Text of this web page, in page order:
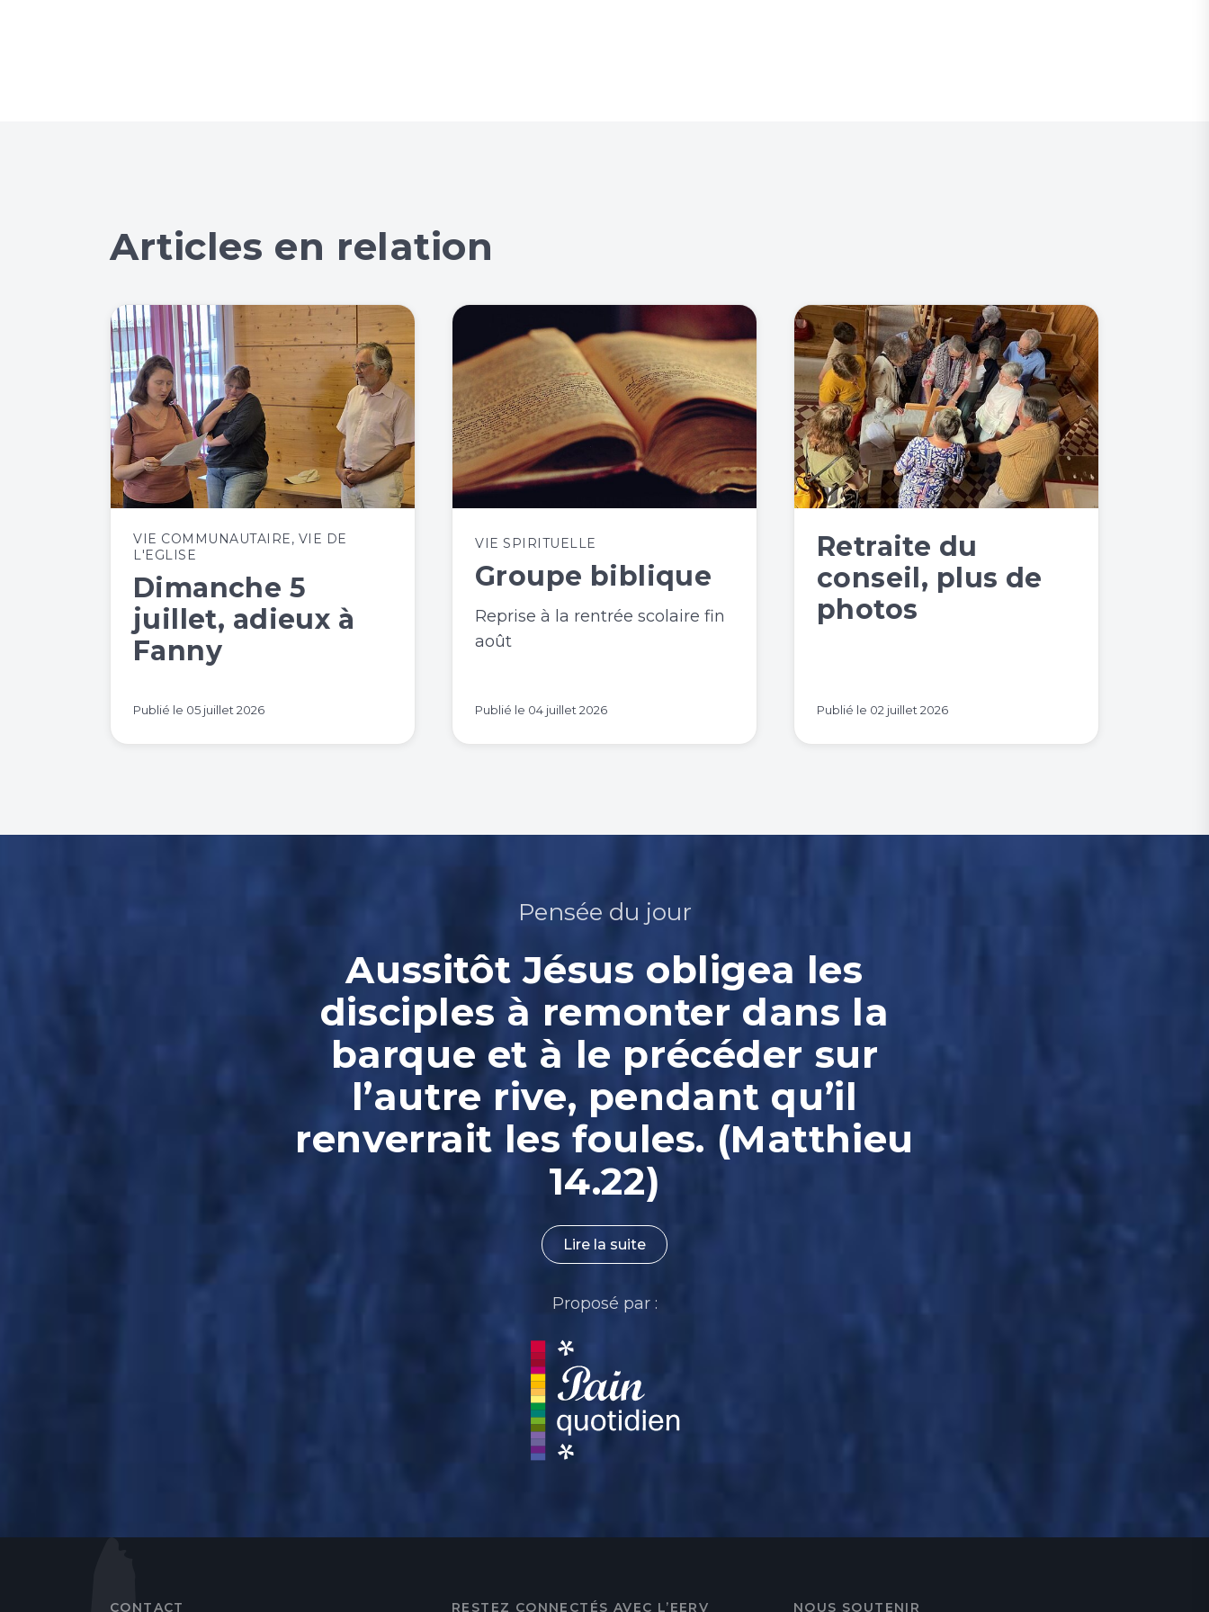
Articles en relation
VIE COMMUNAUTAIRE, VIE DE
L'EGLISE
Dimanche 5
juillet, adieux à
Fanny
Publié le 05 juillet 2026
VIE SPIRITUELLE
Groupe biblique
Reprise à la rentrée scolaire fin
août
Publié le 04 juillet 2026
Retraite du
conseil, plus de
photos
Publié le 02 juillet 2026
Pensée du jour
Aussitôt Jésus obligea les
disciples à remonter dans la
barque et à le précéder sur
l’autre rive, pendant qu’il
renverrait les foules. (Matthieu
14.22)
Lire la suite
Proposé par :
CONTACT RESTEZ CONNECTÉS AVEC L’EERV NOUS SOUTENIR